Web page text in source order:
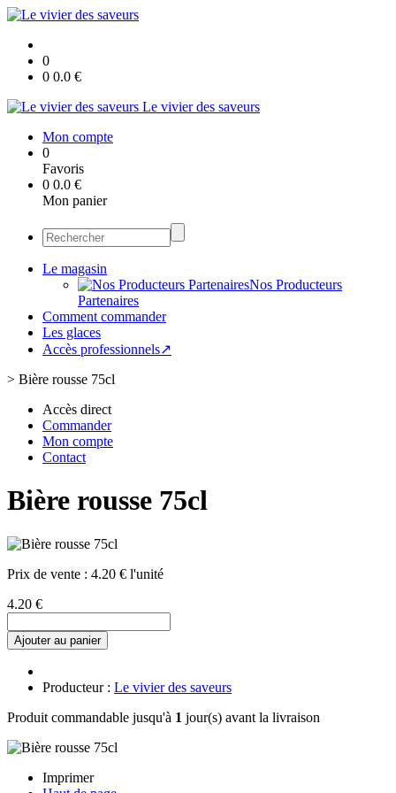
0
0 0.0 €
Le vivier des saveurs
Mon compte
0
Favoris
0 0.0 €
Mon panier
Le magasin
Nos Producteurs
Partenaires
Comment commander
Les glaces
Accès professionnels↗
> Bière rousse 75cl
Accès direct
Commander
Mon compte
Contact
Bière rousse 75cl
Prix de vente : 4.20 € l'unité
4.20 €
Ajouter au panier
Producteur : Le vivier des saveurs
Produit commandable jusqu'à 1 jour(s) avant la livraison
Imprimer